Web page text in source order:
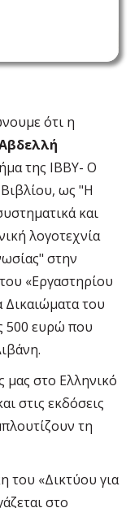
ότι η
της IBBY- Ο
ως "Η
και
λογοτεχνία
στην
«Εργαστηρίου
Δικαιώματα του
500 ευρώ που
στο Ελληνικό
στις εκδόσεις
τη
του «Δικτύου για
στο